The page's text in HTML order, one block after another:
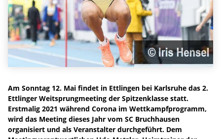
Am Sonntag 12. Mai findet in Ettlingen bei Karlsruhe das 2.
Ettlinger Weitsprungmeeting der Spitzenklasse statt.
Erstmalig 2021 während Corona im Wettkampfprogramm,
wird das Meeting dieses Jahr vom SC Bruchhausen
organisiert und als Veranstalter durchgeführt. Dem